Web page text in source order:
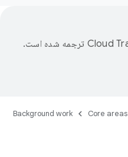
ترجمه شده است.
Core areas
Background work